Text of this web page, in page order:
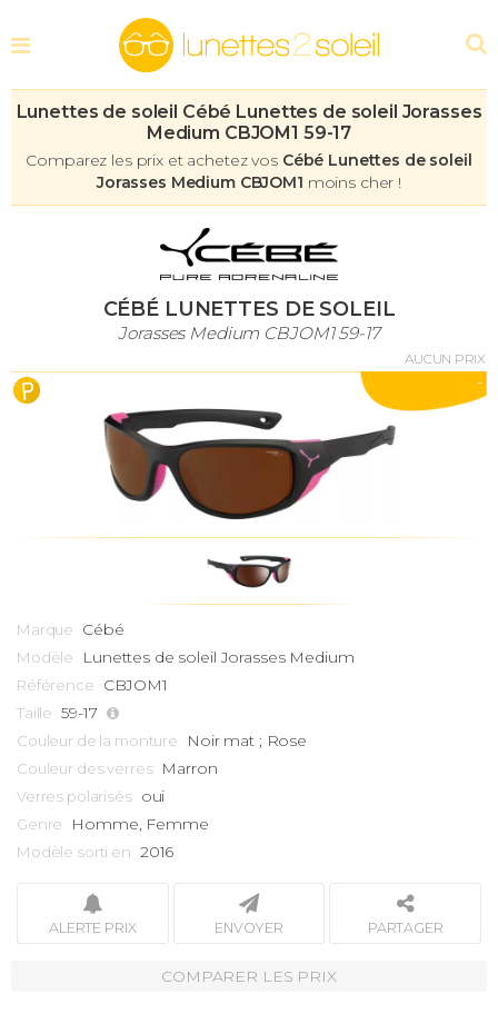
Lunettes de soleil Cébé Lunettes de soleil Jorasses
Medium CBJOM1 59-17
Comparez les prix et achetez vos Cébé Lunettes de soleil
Jorasses Medium CBJOM1 moins cher !
CÉBÉ LUNETTES DE SOLEIL
Jorasses Medium CBJOM1 59-17
AUCUN PRIX
-
Marque Cébé
Modèle Lunettes de soleil Jorasses Medium
Référence CBJOM1
Taille 59-17
Couleur de la monture Noir mat ; Rose
Couleur des verres Marron
Verres polarisés oui
Genre Homme, Femme
Modèle sorti en 2016
ALERTE PRIX ENVOYER PARTAGER
COMPARER LES PRIX